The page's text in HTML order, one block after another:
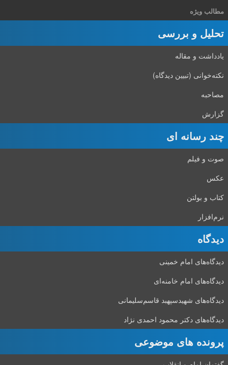
مطالب ویژه
تحلیل و بررسی
یادداشت و مقاله
نکته‌خوانی (تبیین دیدگاه)
مصاحبه
گزارش
چند رسانه ای
صوت و فیلم
عکس
کتاب و بولتن
نرم‌افزار
دیدگاه‌
دیدگاه‌های امام خمینی
دیدگاه‌های امام خامنه‌ای
دیدگاه‌های شهید‌سپهبد قاسم‌سلیمانی
دیدگاه‌های دکتر محمود احمدی نژاد
پرونده های موضوعی